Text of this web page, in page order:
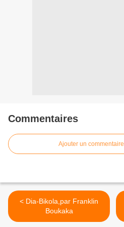
Commentaires
Ajouter un commentaire
< Dia-Bikola,par Franklin
Boukaka